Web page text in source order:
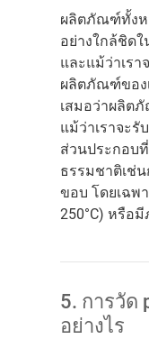
ผลิตภัณฑ์ทั้งห
อย่างใกล้ชิด
และแม้ว่าเร
ผลิตภัณฑ์ของ
เสมอว่าผลิต
แม้ว่าเราจะ
ส่วนประกอบ
ธรรมชาติเช่
ขอบ โดยเฉพ
250°C) หรือ
5. การวัด
อย่างไร